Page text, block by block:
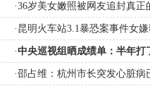
·36岁美女嫩照被网友追封真正
·昆明火车站3.1暴恐案事件女
·中央巡视组晒成绩单：半年打
·邵占维：杭州市长突发心脏病